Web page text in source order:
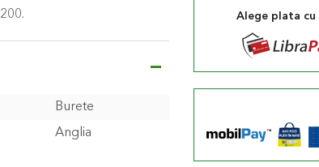
Alege plata cu
Burete
Anglia